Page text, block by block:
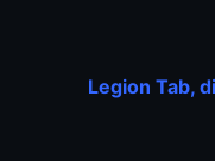
Legion Tab,